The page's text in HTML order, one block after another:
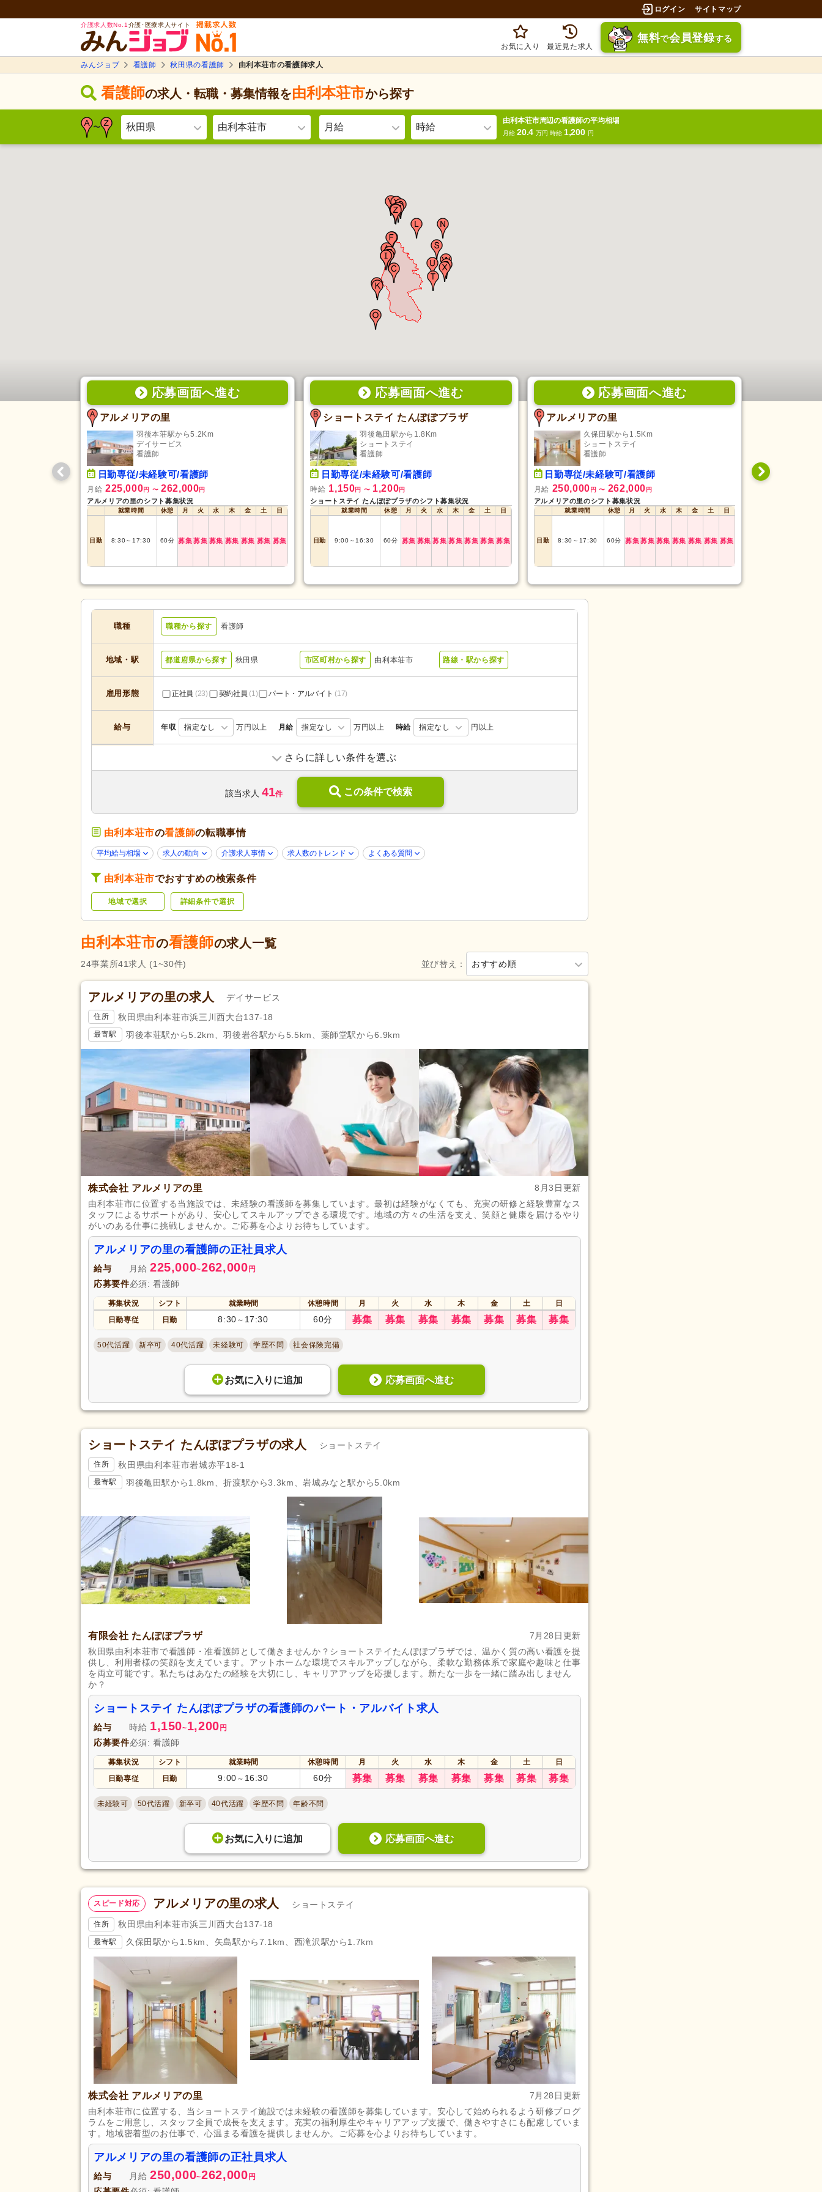
ログイン サイトマップ
介護求人数No.1 介護･医療求人サイト
お気に入り 最近見た求人
無料で会員登録する
みんジョブ 看護師 秋田県の看護師 由利本荘市の看護師求人
看護師の求人・転職・募集情報を由利本荘市から探す
〜 秋田県 由利本荘市 月給 時給
由利本荘市周辺の看護師の平均相場
月給 20.4万円 時給 1,200 円
応募画面へ進む
アルメリアの里
羽後本荘駅から5.2Km
デイサービス
看護師
日勤専従/未経験可/看護師
月給 225,000円 〜 262,000円
アルメリアの里のシフト募集状況
就業時間 休憩 月 火 水 木 金 土 日
日勤 8:30～ 17:30 60分 募集募集 募集 募集 募集 募集 募集
応募画面へ進む
ショートステイ たんぽぽプラザ
羽後亀田駅から1.8Km
ショートステイ
看護師
日勤専従/未経験可/看護師
時給 1,150円 〜 1,200円
ショートステイ たんぽぽプラザのシフト募集状況
就業時間 休憩 月 火 水 木 金 土 日
日勤 9:00 ～ 16:30 60分 募集 募集 募集 募集 募集 募集 募集
応募画面へ進む
アルメリアの里
久保田駅から1.5Km
ショートステイ
看護師
日勤専従/未経験可/看護師
月給 250,000 円 〜 262,000 円
アルメリアの里のシフト募集状況
就業時間 休憩 月 火 水 木 金 土 日
日勤 8:30 ～ 17:30 60分 募集募集 募集 募集 募集 募集 募集
夜勤専従/経
職種 職種から探す 看護師
地域・駅 都道府県から探す 秋田県 市区町村から探す 由利本荘市 路線・駅から探す
雇用形態 正社員 (23) 契約社員 (1) パート・アルバイト (17)
給与 年収 指定なし 万円以上 月給 指定なし 万円以上 時給 指定なし 円以上
訪問看護 (6)
ショートステイ(7) 特別養護老人ホーム(4) 介護老人保健施設(7)
(2) (4)
応募条件・こ
未経験可(31) ブランク可(30) 学歴不問(36)
年齢不問(26)
40代活躍(30) 50代活躍(30)
掲載14日以内(2)
スピード対応(4)
勤務形態
夜勤のみ可 (1)
時短勤務相談可 週2日から可(6)
週3日から可(3) シフト相談可(30) 即日勤務可(1)
休日・休暇
完全週休2日(7) 週休2日(14)
土日休み(1) 土曜休み(1)
日曜休み 年間休日110日以上 年間休日120日以上(4)
産休あり(29) 介護休業(16)
看護休暇(13) 冬季休暇 (2)
年末年始休暇(3)
給与・手当
福利厚生
賞与あり(27) 社会保険完備(37) 研修制度あり
企業年金(2) 昇給あり (37) 復職支援あり
退職金あり
通勤手当(34) 人事評価制度あり (30) 処遇改善手当 (9)
夜勤手当(6) 託児施設あり(2) 資格手当 (14)
扶養控除内考慮あり(3) 扶養手当(5) 再雇用制度あり(19)
正社員登用あり(8)
アクセス
駅近
さらに詳しい条件を選ぶ
該当求人 41件 この条件で検索
由利本荘市の看護師の転職事情
平均給与相場 求人の動向 介護求人事情 求人数のトレンド よくある質問
由利本荘市でおすすめの検索条件
地域で選択 詳細条件で選択
由利本荘市の看護師の求人一覧
並び替え： おすすめ順
24事業所41求人 (1~30件)
アルメリアの里の求人 デイサービス
住所 秋田県由利本荘市浜三川西大台137-18
最寄駅 羽後本荘駅から5.2km、羽後岩谷駅から5.5km、薬師堂駅から6.9km
株式会社 アルメリアの里
8月3日更新
由利本荘市に位置する当施設では、未経験の看護師を募集しています。最初は経験がなくても、充実の研修と経験豊富なス
タッフによるサポートがあり、安心してスキルアップできる環境です。地域の方々の生活を支え、笑顔と健康を届けるやり
がいのある仕事に挑戦しませんか。ご応募を心よりお待ちしています。
アルメリアの里の看護師の正社員求人
給与 月給 225,000~262,000 円
応募要件必須: 看護師
募集状況 シフト 就業時間 休憩時間 月 火 水 木 金 土
日
日勤専従
日勤 8:30 ～ 17:30 60分 募集 募集 募集 募集 募集 募集 募集
50代活躍 新卒可 40代活躍 未経験可 学歴不問 社会保険完備
お気に入り に追加 応募画面へ進む
ショートステイ たんぽぽプラザの求人 ショートステイ
住所 秋田県由利本荘市岩城赤平18-1
最寄駅 羽後亀田駅から1.8km、折渡駅から3.3km、岩城みなと駅から5.0km
有限会社 たんぽぽプラザ
7月28日更新
秋田県由利本荘市で看護師・准看護師として働きませんか？ショートステイたんぽぽプラザでは、温かく質の高い看護を提
供し、利用者様の笑顔を支えています。アットホームな環境でスキルアップしながら、柔軟な勤務体系で家庭や趣味と仕事
を両立可能です。私たちはあなたの経験を大切にし、キャリアアップを応援します。新たな一歩を一緒に踏み出しません
か？
ショートステイ たんぽぽプラザの看護師のパート・アルバイト求人
給与 時給 1,150~1,200 円
応募要件必須: 看護師
募集状況 シフト 就業時間 休憩時間 月 火 水 木 金 土
日
日勤専従
日勤 9:00 ～ 16:30 60分 募集 募集 募集 募集 募集 募集 募集
未経験可 50代活躍 新卒可 40代活躍 学歴不問 年齢不問
お気に入り に追加 応募画面へ進む
スピード対応 アルメリアの里の求人 ショートステイ
住所 秋田県由利本荘市浜三川西大台137-18
最寄駅 久保田駅から1.5km、矢島駅から7.1km、西滝沢駅から1.7km
株式会社 アルメリアの里
7月28日更新
由利本荘市に位置する、当ショートステイ施設では未経験の看護師を募集しています。安心して始められるよう研修プログ
ラムをご用意し、スタッフ全員で成長を支えます。充実の福利厚生やキャリアアップ支援で、働きやすさにも配慮していま
す。地域密着型のお仕事で、心温まる看護を提供しませんか。ご応募を心よりお待ちしています。
アルメリアの里の看護師の正社員求人
給与 月給 250,000~262,000円